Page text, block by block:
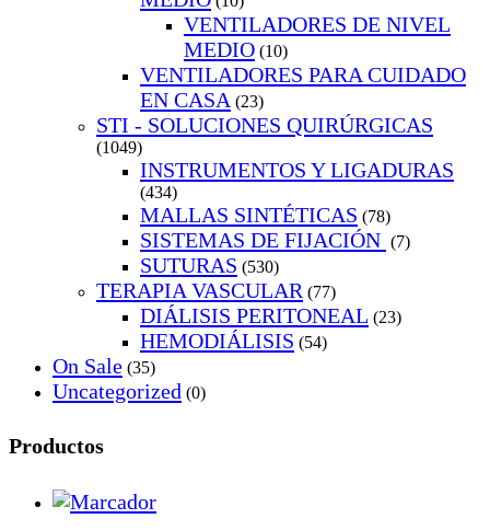
VENTILADORES DE NIVEL
MEDIO (10)
VENTILADORES PARA CUIDADO
EN CASA (23)
STI - SOLUCIONES QUIRÚRGICAS
(1049)
INSTRUMENTOS Y LIGADURAS
(434)
MALLAS SINTÉTICAS (78)
SISTEMAS DE FIJACIÓN (7)
SUTURAS (530)
TERAPIA VASCULAR (77)
DIÁLISIS PERITONEAL (23)
HEMODIÁLISIS (54)
On Sale (35)
Uncategorized (0)
Productos